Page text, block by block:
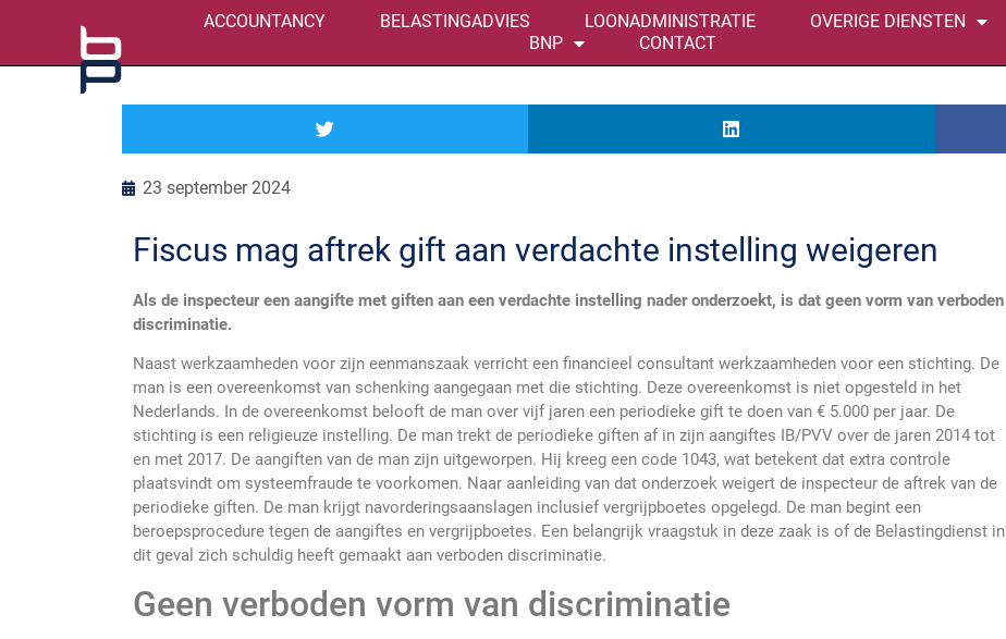
ACCOUNTANCY BELASTINGADVIES LOONADMINISTRATIE
OVERIGE DIENSTEN
BNP
CONTACT
23 september 2024
Fiscus mag aftrek gift aan verdachte instelling weigeren
Als de inspecteur een aangifte met giften aan een verdachte instelling nader onderzoekt, is dat geen vorm van verboden
discriminatie.
Naast werkzaamheden voor zijn eenmanszaak verricht een financieel consultant werkzaamheden voor een stichting. De
man is een overeenkomst van schenking aangegaan met die stichting. Deze overeenkomst is niet opgesteld in het
Nederlands. In de overeenkomst belooft de man over vijf jaren een periodieke gift te doen van € 5.000 per jaar. De
stichting is een religieuze instelling. De man trekt de periodieke giften af in zijn aangiftes IB/PVV over de jaren 2014 tot
en met 2017. De aangiften van de man zijn uitgeworpen. Hij kreeg een code 1043, wat betekent dat extra controle
plaatsvindt om systeemfraude te voorkomen. Naar aanleiding van dat onderzoek weigert de inspecteur de aftrek van de
periodieke giften. De man krijgt navorderingsaanslagen inclusief vergrijpboetes opgelegd. De man begint een
beroepsprocedure tegen de aangiftes en vergrijpboetes. Een belangrijk vraagstuk in deze zaak is of de Belastingdienst in
dit geval zich schuldig heeft gemaakt aan verboden discriminatie.
Geen verboden vorm van discriminatie